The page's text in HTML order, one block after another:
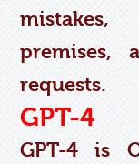
premises,
requests.
GPT-4
GPT-4 is